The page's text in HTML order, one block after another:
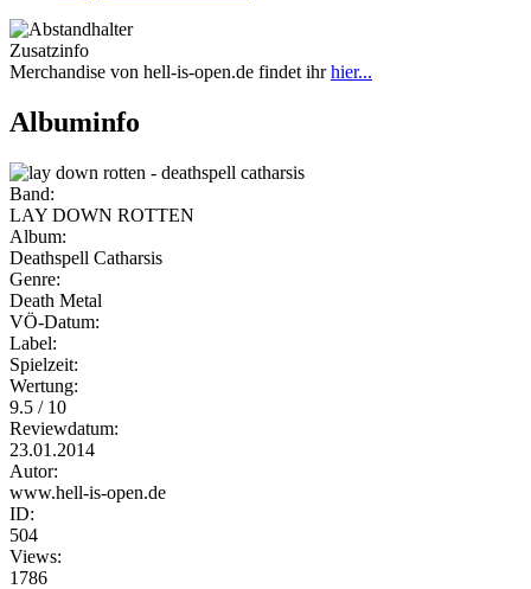
Zusatzinfo
Merchandise von hell-is-open.de findet ihrhier...
Albuminfo
Band:
LAY DOWN ROTTEN
Album:
Deathspell Catharsis
Genre:
Death Metal
VÖ-Datum:
Label:
Spielzeit:
Wertung:
9.5 / 10
Reviewdatum:
23.01.2014
Autor:
www.hell-is-open.de
ID:
504
Views:
1786